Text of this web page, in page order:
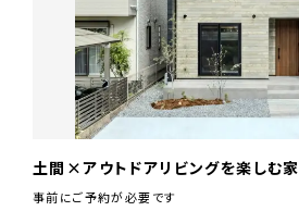
土間×アウトドアリビングを楽しむ家
事前にご予約が必要です